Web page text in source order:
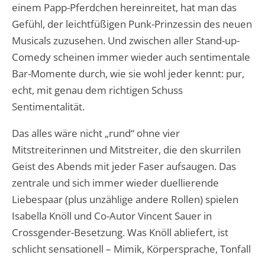
einem Papp-Pferdchen hereinreitet, hat man das
Gefühl, der leichtfüßigen Punk-Prinzessin des neuen
Musicals zuzusehen. Und zwischen aller Stand-up-
Comedy scheinen immer wieder auch sentimentale
Bar-Momente durch, wie sie wohl jeder kennt: pur,
echt, mit genau dem richtigen Schuss
Sentimentalität.
Das alles wäre nicht „rund“ ohne vier
Mitstreiterinnen und Mitstreiter, die den skurrilen
Geist des Abends mit jeder Faser aufsaugen. Das
zentrale und sich immer wieder duellierende
Liebespaar (plus unzählige andere Rollen) spielen
Isabella Knöll und Co-Autor Vincent Sauer in
Crossgender-Besetzung. Was Knöll abliefert, ist
schlicht sensationell – Mimik, Körpersprache, Tonfall